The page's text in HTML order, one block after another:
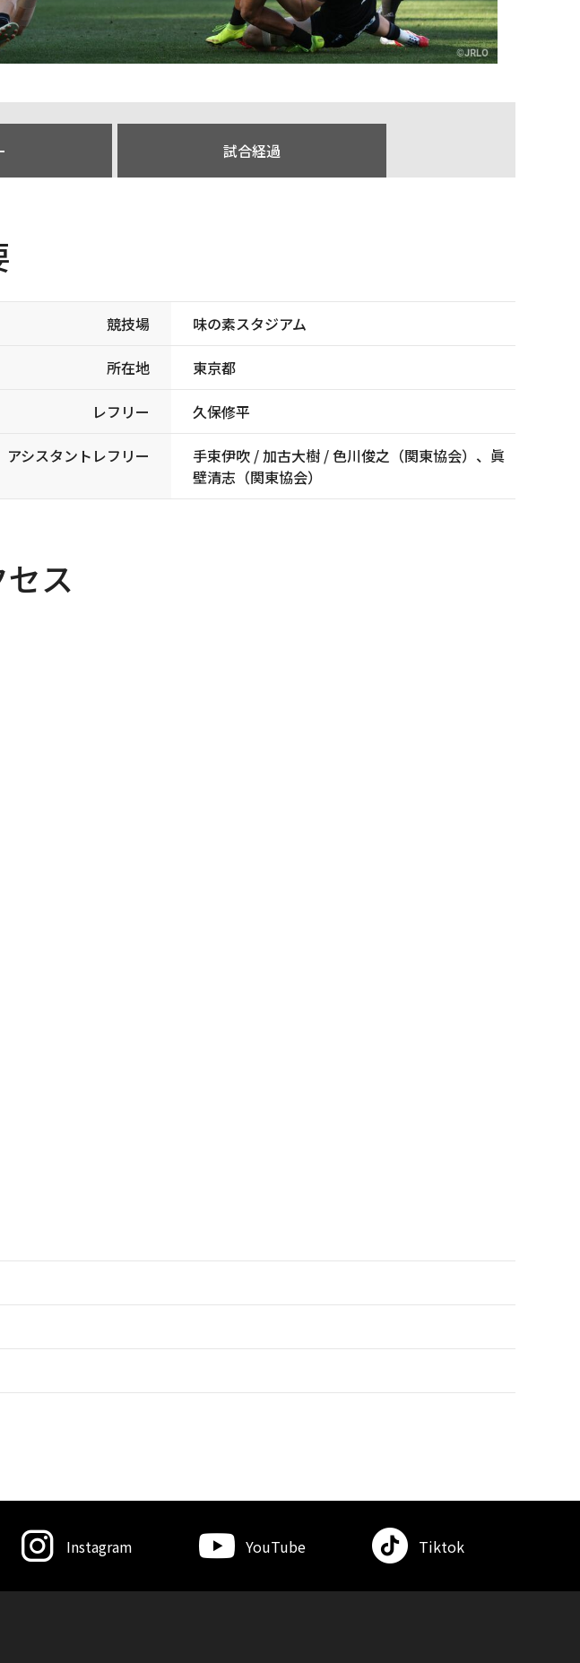
試合経過
競技場 味の素スタジアム
所在地 東京都
レフリー 久保修平
アシスタントレフリー
手束伊吹 / 加古大樹 / 色川俊之（関東協会）、眞
壁清志（関東協会）
ス
Instagram YouTube Tiktok